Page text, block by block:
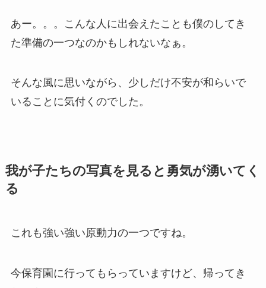
あー。。。こんな人に出会えたことも僕のしてき
た準備の一つなのかもしれないなぁ。
そんな風に思いながら、少しだけ不安が和らいで
いることに気付くのでした。
我が子たちの写真を見ると勇気が湧いてく
る
これも強い強い原動力の一つですね。
今保育園に行ってもらっていますけど、帰ってき